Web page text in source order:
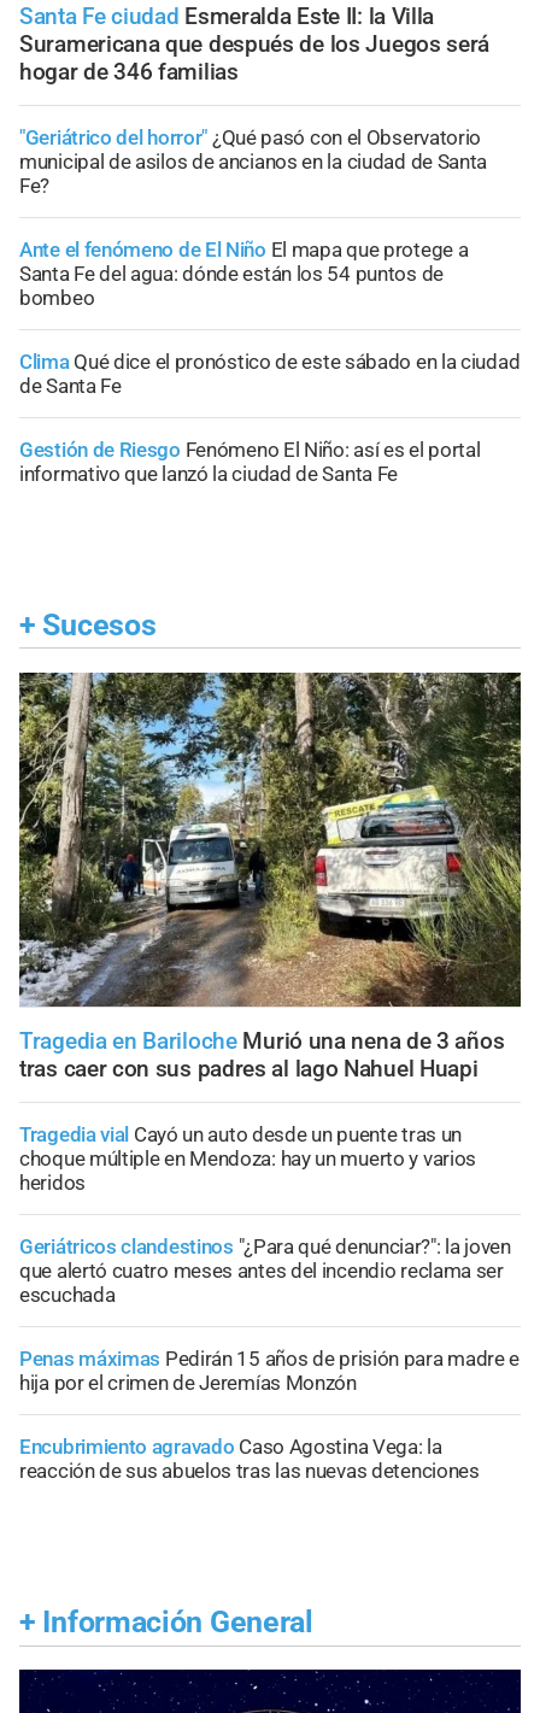
Santa Fe ciudad Esmeralda Este II: la Villa
Suramericana que después de los Juegos será
hogar de 346 familias
"Geriátrico del horror" ¿Qué pasó con el Observatorio
municipal de asilos de ancianos en la ciudad de Santa
Fe?
Ante el fenómeno de El Niño El mapa que protege a
Santa Fe del agua: dónde están los 54 puntos de
bombeo
Clima Qué dice el pronóstico de este sábado en la ciudad
de Santa Fe
Gestión de Riesgo Fenómeno El Niño: así es el portal
informativo que lanzó la ciudad de Santa Fe
+ Sucesos
Tragedia en Bariloche Murió una nena de 3 años
tras caer con sus padres al lago Nahuel Huapi
Tragedia vial Cayó un auto desde un puente tras un
choque múltiple en Mendoza: hay un muerto y varios
heridos
Geriátricos clandestinos "¿Para qué denunciar?": la joven
que alertó cuatro meses antes del incendio reclama ser
escuchada
Penas máximas Pedirán 15 años de prisión para madre e
hija por el crimen de Jeremías Monzón
Encubrimiento agravado Caso Agostina Vega: la
reacción de sus abuelos tras las nuevas detenciones
+ Información General